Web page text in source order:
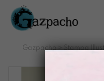
Salta
contenuto
Gazpacho> Stampa